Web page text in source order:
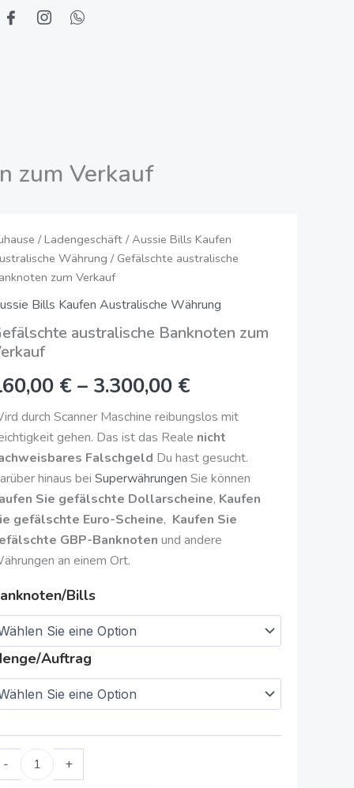
zum Verkauf
/ Ladengeschäft / Aussie Bills Kaufen
Währung / Gefälschte australische
zum Verkauf
Bills Kaufen Australische Währung
australische Banknoten zum
€ – 3.300,00 €
Preisklasse:
€
bis
€
durch Scanner Maschine reibungslos mit
gehen. Das ist das Reale nicht
Falschgeld Du hast gesucht.
hinaus bei Superwährungen Sie können
Sie gefälschte Dollarscheine, Kaufen
gefälschte Euro-Scheine, Kaufen Sie
GBP-Banknoten und andere
an einem Ort.
Bills
Auftrag
- +